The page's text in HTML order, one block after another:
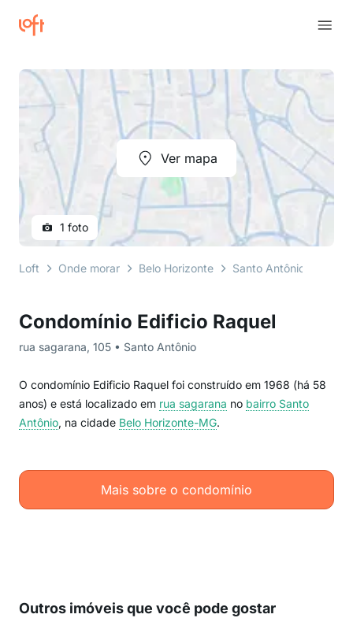
Condomínio Edificio Raquel
rua sagarana, 105 • Santo Antônio
O condomínio Edificio Raquel foi construído em 1968 (há 58
anos) e está localizado em rua sagarana no bairro Santo
Antônio, na cidade Belo Horizonte-MG.
Mais sobre o condomínio
Ver mapa
1 foto
Loft Onde morar Belo Horizonte Santo Antônio
Outros imóveis que você pode gostar